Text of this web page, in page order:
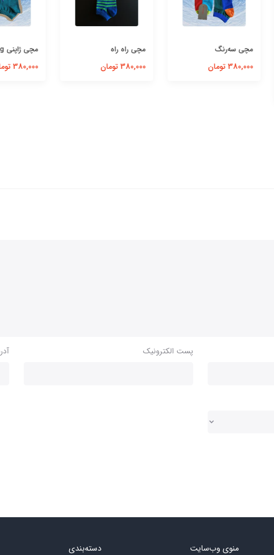
مچی‌ سه‌رنگ
380,000 تومان
مچی راه راه
380,000 تومان
مچی‌ ژاپنی‌ Healing
380,000 تومان
پست الکترونیک
منوی وب‌سایت دسته‌بندی